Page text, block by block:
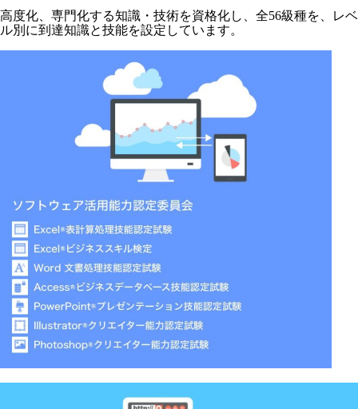
高度化、専門化する知識・技術を資格化し、全56級種を、レベ
ル別に到達知識と技能を設定しています。